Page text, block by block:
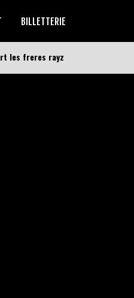
BILLETTERIE
les freres rayz